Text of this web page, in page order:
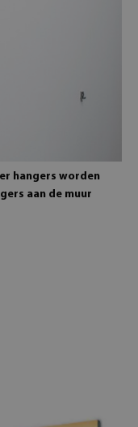
hangers worden
aan de muur